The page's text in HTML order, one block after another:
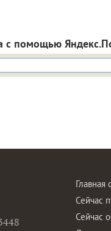
с помощью
Главная
Сейчас
Сейчас